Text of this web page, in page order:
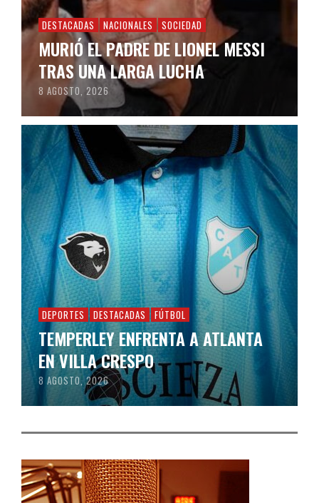
DESTACADAS NACIONALES SOCIEDAD
MURIÓ EL PADRE DE LIONEL MESSI
TRAS UNA LARGA LUCHA
8 AGOSTO, 2026
DEPORTES DESTACADAS FÚTBOL
TEMPERLEY ENFRENTA A ATLANTA
EN VILLA CRESPO
8 AGOSTO, 2026